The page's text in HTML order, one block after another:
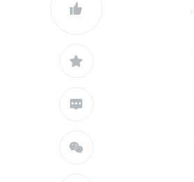
前端



